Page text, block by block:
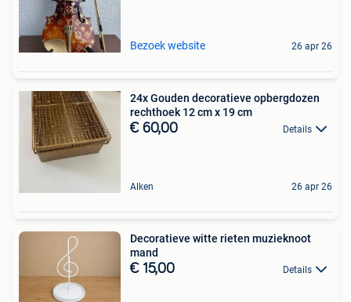
Bezoek website 26 apr 26
24x Gouden decoratieve opbergdozen
rechthoek 12 cm x 19 cm
€ 60,00 Details
Alken 26 apr 26
Decoratieve witte rieten muzieknoot
mand
€ 15,00 Details